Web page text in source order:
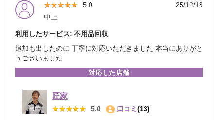
★★★★★
★★★★★ 5.0
25/12/13
中上
利用したサービス: 不用品回収
追加も出したのに 丁寧に対応いただきました 本当にありがと
うございました
対応した店舗
匠家
★★★★★
★★★★★ 5.0 口コミ (13)